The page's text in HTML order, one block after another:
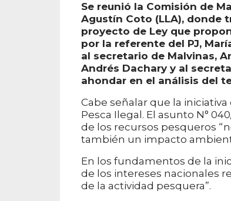
Se reunió la Comisión de
Agustín Coto (LLA), donde
proyecto de Ley que
por la referente del PJ,
al secretario de Malvinas,
Andrés Dachary y al
ahondar en el análisis del
Cabe señalar que la
Pesca Ilegal. El asunto N°
de los recursos pesqueros
también un impacto
En los fundamentos de la
de los intereses nacionales
de la actividad pesquera”.